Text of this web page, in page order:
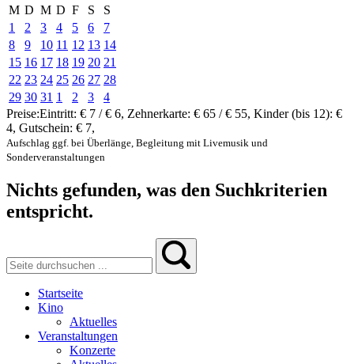
M D M D F S
S
1
2 3 4 5 6
7
8
9 10 11 12 13 14
15 16 17 18 19 20 21
22 23 24 25 26 27 28
29 30 31 1 2 3
4
Preise:Eintritt: € 7 / € 6, Zehnerkarte: € 65 / € 55, Kinder (bis 12): €
4, Gutschein: € 7,
Aufschlag ggf. bei Überlänge, Begleitung mit Livemusik und
Sonderveranstaltungen
Nichts gefunden, was den Suchkriterien
entspricht.
Startseite
Kino
Aktuelles
Veranstaltungen
Konzerte